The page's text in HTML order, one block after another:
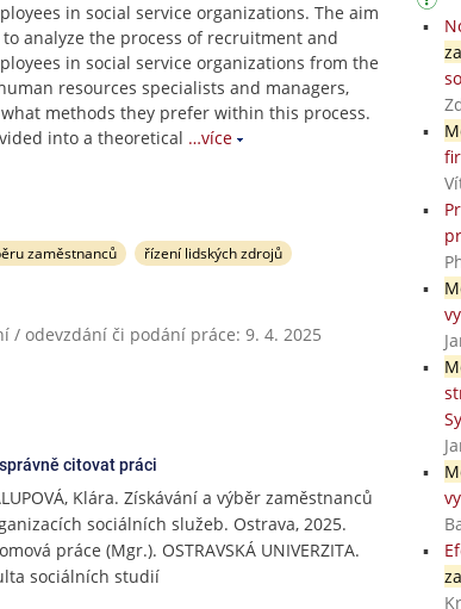
in social service organizations. The aim
analyze the process of recruitment and
in social service organizations from the
resources specialists and managers,
methods they prefer within this process.
into a theoretical …více
zaměstnanců
řízení lidských zdrojů
/ odevzdání či podání práce: 9. 4. 2025
citovat práci
Klára. Získávání a výběr zaměstnanců
sociálních služeb. Ostrava, 2025.
práce (Mgr.). OSTRAVSKÁ UNIVERZITA.
sociálních studií